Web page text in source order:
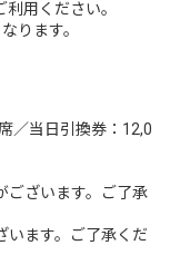
用ください。
ります。
／当日引換券：12,0
ございます。ご了承
ます。ご了承くだ